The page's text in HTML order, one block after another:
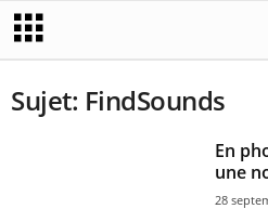
Sujet: FindSounds
En
une
28